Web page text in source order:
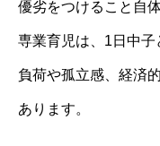
優劣をつけること自
専業育児は、1日中
負荷や孤立感、経済
あります。